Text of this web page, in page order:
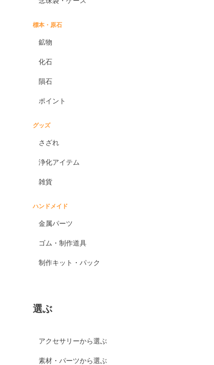
標本・原石
鉱物
化石
隕石
ポイント
グッズ
さざれ
浄化アイテム
雑貨
ハンドメイド
金属パーツ
ゴム・制作道具
制作キット・パック
選ぶ
アクセサリーから選ぶ
素材・パーツから選ぶ